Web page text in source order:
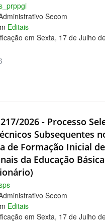
Secom
Editais
em Sexta, 17 de Julho
2026 - Processo
Subsequentes
de Formação Inicial de
da Educação Básica
Secom
Editais
em Sexta, 17 de Julho